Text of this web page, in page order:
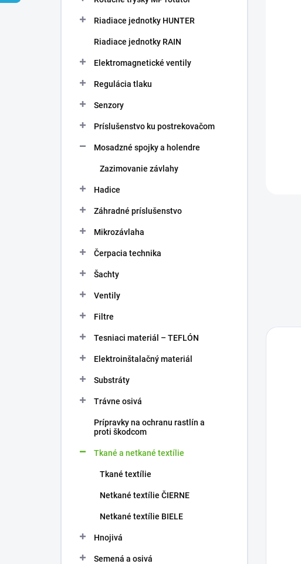
Riadiace jednotky HUNTER
Riadiace jednotky RAIN
Elektromagnetické ventily
Regulácia tlaku
Senzory
Príslušenstvo ku postrekovačom
Mosadzné spojky a holendre
Zazimovanie závlahy
Hadice
Záhradné príslušenstvo
Mikrozávlaha
Čerpacia technika
Šachty
Ventily
Filtre
Tesniaci materiál – TEFLÓN
Elektroinštalačný materiál
Substráty
Trávne osivá
Prípravky na ochranu rastlín a
proti škodcom
Tkané a netkané textílie
Tkané textílie
Netkané textílie ČIERNE
Netkané textílie BIELE
Hnojivá
Semená a osivá